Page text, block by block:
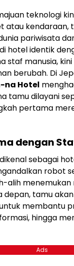
teknologi
atau kendaraan,
pariwisata
hotel identik
staf manusia,
berubah. Di
na Hotel
tamu dilayani
pertama
dengan
sebagai
robot
alih menemukan
depan, tamu
membantu
hingga
Ads